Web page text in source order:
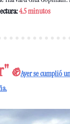
4.5 minutos
✊Ayer se cumplió